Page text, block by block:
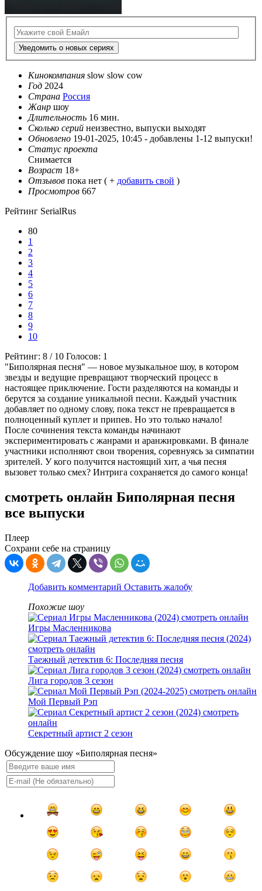
Уведомить о новых сериях
Кинокомпания slow slow cow
Год 2024
Страна Россия
Жанр шоу
Длительность 16 мин.
Сколько серий неизвестно, выпуски выходят
Обновлено 19-01-2025, 10:45 - добавлены 1-12 выпуски!
Статус проекта
Снимается
Возраст 18+
Отзывов пока нет ( + добавить свой )
Просмотров 667
Рейтинг SerialRus
80
1
2
3
4
5
6
7
8
9
10
Рейтинг: 8 / 10 Голосов: 1
"Биполярная песня" — новое музыкальное шоу, в котором
звезды и ведущие превращают творческий процесс в
настоящее приключение. Гости разделяются на команды и
берутся за создание уникальной песни. Каждый участник
добавляет по одному слову, пока текст не превращается в
полноценный куплет и припев. Но это только начало!
После сочинения текста команды начинают
экспериментировать с жанрами и аранжировками. В финале
участники исполняют свои творения, соревнуясь за симпатии
зрителей. У кого получится настоящий хит, а чья песня
вызовет только смех? Интрига сохраняется до самого конца!
смотреть онлайн Биполярная песня
все выпуски
Плеер
Сохрани себе на страницу
Добавить комментарий Оставить жалобу
Похожие шоу
Игры Масленникова
Таежный детектив 6: Последняя песня
Лига городов 3 сезон
Мой Первый Рэп
Секретный артист 2 сезон
Обсуждение шоу «Биполярная песня»